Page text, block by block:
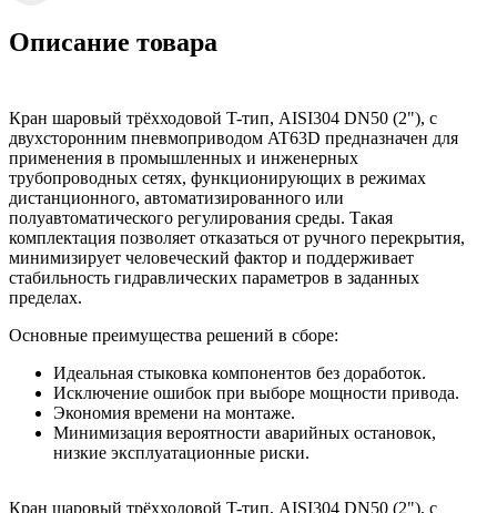
Описание товара
Кран шаровый трёхходовой T-тип, AISI304 DN50 (2"), с
Кран шаровый трёхходовой T-тип, AISI304 DN50 (2"), с
двухсторонним пневмоприводом AT63D предназначен для
применения в промышленных и инженерных
трубопроводных сетях, функционирующих в режимах
дистанционного, автоматизированного или
полуавтоматического регулирования среды. Такая
комплектация позволяет отказаться от ручного перекрытия,
минимизирует человеческий фактор и поддерживает
стабильность гидравлических параметров в заданных
пределах.
Основные преимущества решений в сборе:
Идеальная стыковка компонентов без доработок.
Исключение ошибок при выборе мощности привода.
Экономия времени на монтаже.
Минимизация вероятности аварийных остановок,
низкие эксплуатационные риски.